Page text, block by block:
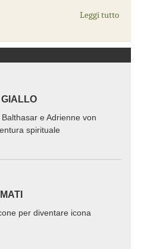
Leggi tutto
GIALLO
e Adrienne von
spirituale
per diventare icona